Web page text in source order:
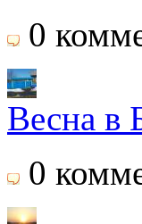
0
Весна в
0